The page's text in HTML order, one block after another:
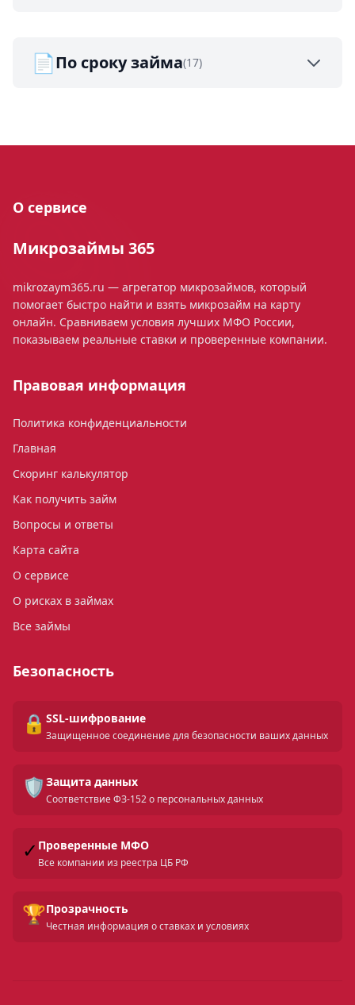
📄По сроку займа(17)
О сервисе
Микрозаймы 365
mikrozaym365.ru — агрегатор микрозаймов, который
помогает быстро найти и взять микрозайм на карту
онлайн. Сравниваем условия лучших МФО России,
показываем реальные ставки и проверенные компании.
Правовая информация
Политика конфиденциальности
Главная
Скоринг калькулятор
Как получить займ
Вопросы и ответы
Карта сайта
О сервисе
О рисках в займах
Все займы
Безопасность
🔒 SSL-шифрование
Защищенное соединение для безопасности ваших данных
🛡️ Защита данных
Соответствие ФЗ-152 о персональных данных
✓ Проверенные МФО
Все компании из реестра ЦБ РФ
🏆Прозрачность
Честная информация о ставках и условиях